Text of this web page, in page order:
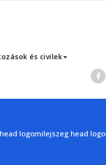
és civilek
logomilejszeg head logo